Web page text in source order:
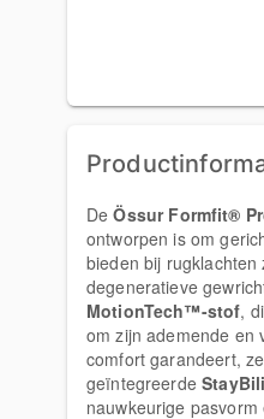
DeÖssur Formfit®
ontworpen is om
bieden bij
degeneratieve
MotionTech™-stof,
om zijn ademende en
comfort garandeert,
geïntegreerde
nauwkeurige